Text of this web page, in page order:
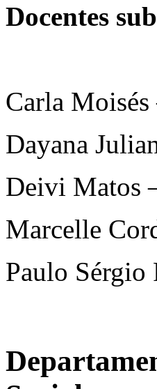
Docentes
Carla Moisés
Dayana
Deivi Matos
Marcelle
Paulo